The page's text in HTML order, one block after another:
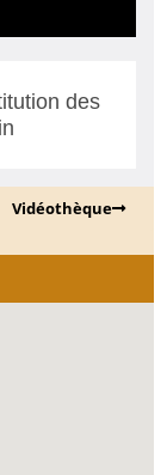
des
Vidéothèque